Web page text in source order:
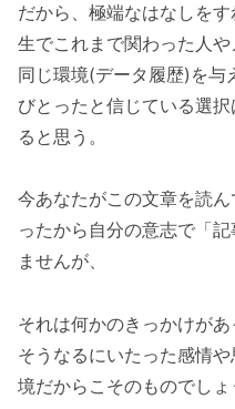
だから、極端なはなしを
生でこれまで関わった人
同じ環境(データ履歴)を与
びとったと信じている選
ると思う。
今あなたがこの文章を読
ったから自分の意志で「
ませんが、
それは何かのきっかけが
そうなるにいたった感情
境だからこそのものでしょ